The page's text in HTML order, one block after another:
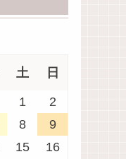
土 日
1
2
8
9
15
16